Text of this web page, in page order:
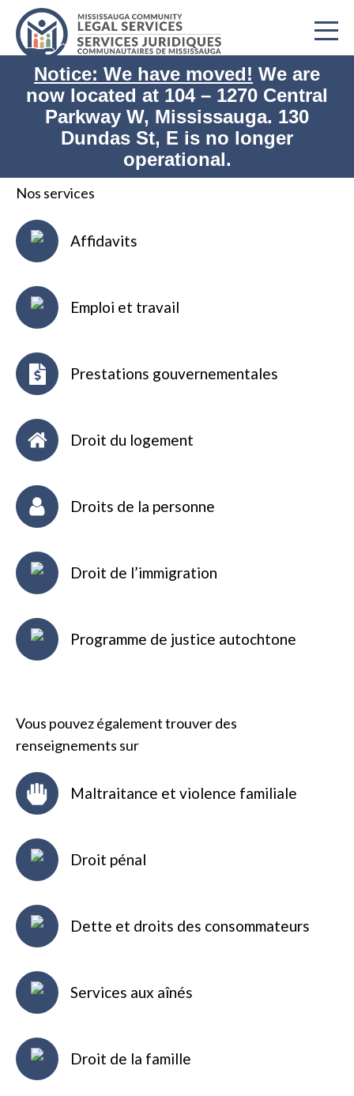
Notice: We have moved! We are
now located at 104 – 1270 Central
Parkway W, Mississauga. 130
Dundas St, E is no longer
operational.
Accueil Information juridique Imprimer
Information juridique
Nos services
Affidavits
Emploi et travail
Prestations gouvernementales
Droit du logement
Droits de la personne
Droit de l’immigration
Programme de justice autochtone
Vous pouvez également trouver des
renseignements sur
Maltraitance et violence familiale
Droit pénal
Dette et droits des consommateurs
Services aux aînés
Droit de la famille